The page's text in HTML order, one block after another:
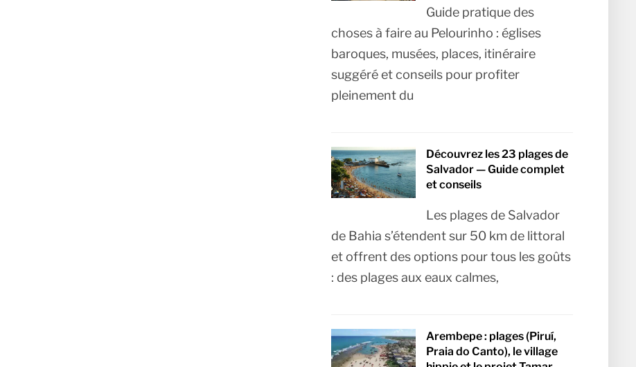
Guide pratique des
choses à faire au Pelourinho : églises
baroques, musées, places, itinéraire
suggéré et conseils pour profiter
pleinement du
Découvrez les 23 plages de
Salvador — Guide complet
et conseils
Les plages de Salvador
de Bahia s’étendent sur 50 km de littoral
et offrent des options pour tous les goûts
: des plages aux eaux calmes,
Arembepe : plages (Piruí,
Praia do Canto), le village